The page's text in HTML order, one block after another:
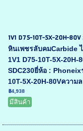
1V1 D75-10T-5X-20H-80V
หินเพชรลับคมCarbide
1V1 D75-10T-5X-20H-
SDC230ยี่ห้อ :
10T-5X-20H-80Vความ
฿4,938
มีสินค้า